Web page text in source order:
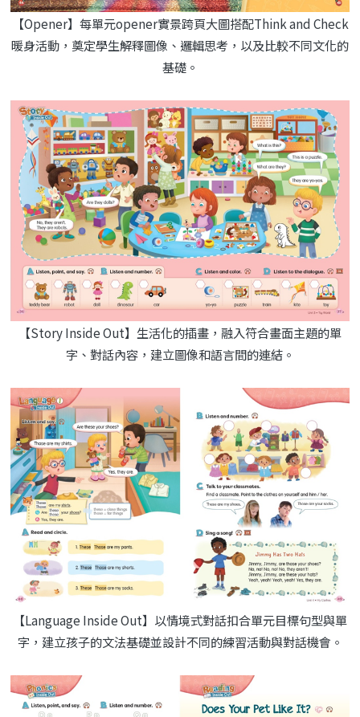
【Opener】每單元opener實景跨頁大圖搭配Think and Check
暖身活動，奠定學生解釋圖像、邏輯思考，以及比較不同文化的
基礎。
【Story Inside Out】生活化的插畫，融入符合畫面主題的單
字、對話內容，建立圖像和語言間的連結。
【Language Inside Out】以情境式對話扣合單元目標句型與單
字，建立孩子的文法基礎並設計不同的練習活動與對話機會。